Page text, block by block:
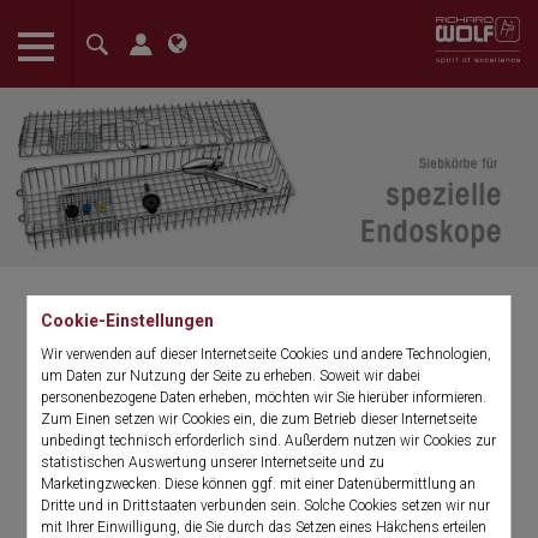
Cookie-Einstellungen
Wir verwenden auf dieser Internetseite Cookies und andere Technologien,
um Daten zur Nutzung der Seite zu erheben. Soweit wir dabei
personenbezogene Daten erheben, möchten wir Sie hierüber informieren.
Zum Einen setzen wir Cookies ein, die zum Betrieb dieser Internetseite
unbedingt technisch erforderlich sind. Außerdem nutzen wir Cookies zur
statistischen Auswertung unserer Internetseite und zu
Marketingzwecken. Diese können ggf. mit einer Datenübermittlung an
Dritte und in Drittstaaten verbunden sein. Solche Cookies setzen wir nur
mit Ihrer Einwilligung, die Sie durch das Setzen eines Häkchens erteilen
The language setting of your browser is set to English. Do you
Confirm
Siebkörbe für spezielle
Endoskope
In den Fachbereichen Gynäkologie,
minimal-invasive Chirurgie (MIC),